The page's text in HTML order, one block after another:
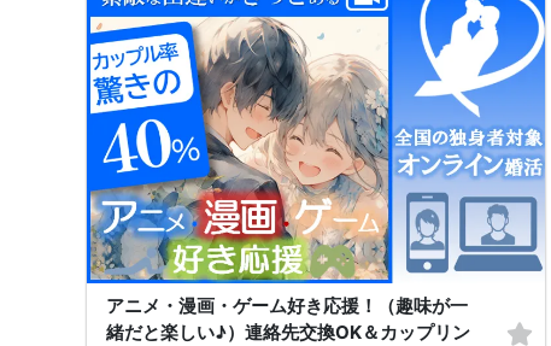
アニメ・漫画・ゲーム好き応援！（趣味が一
緒だと楽しい♪）連絡先交換OK＆カップリン